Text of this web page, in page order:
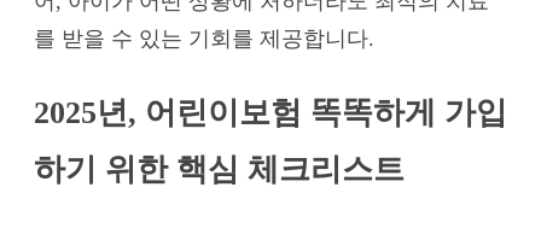
를 받을 수 있는 기회를 제공합니다.
2025년, 어린이보험 똑똑하게 가입
하기 위한 핵심 체크리스트